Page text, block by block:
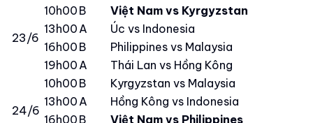
23/6
10h00 B
Việt Nam vs Kyrgyzstan
13h00A
Úc vs Indonesia
16h00 B
Philippines vs Malaysia
19h00A Thái Lan vs Hồng Kông
24/6
10h00 B
Kyrgyzstan vs Malaysia
13h00A
Hồng Kông vs Indonesia
16h00 B
Việt Nam vs Philippines